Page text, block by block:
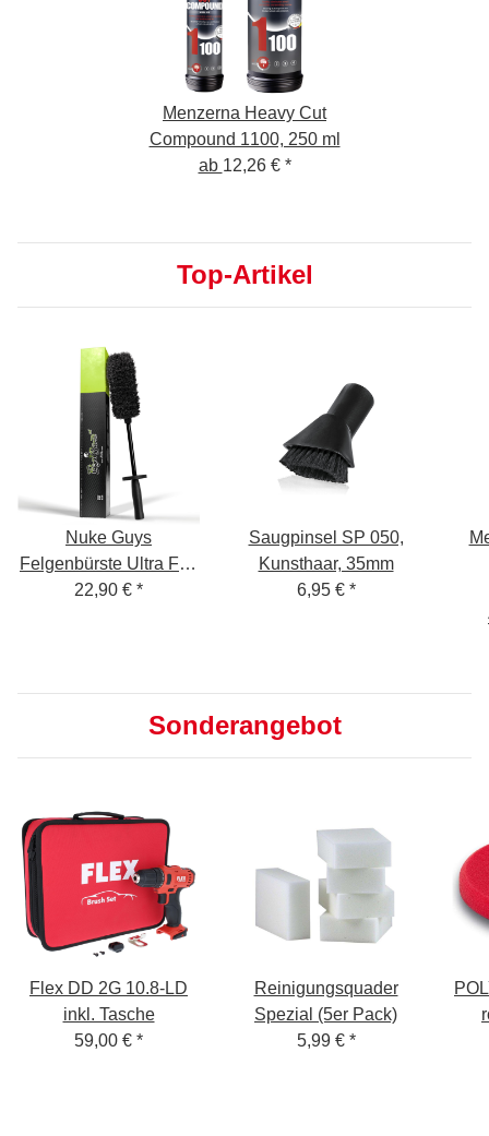
Menzerna Heavy Cut
Compound 1100, 250 ml
ab 12,26 € *
Top-Artikel
Nuke Guys
Felgenbürste Ultra Flat
XXL mit wechselbarem
22,90 € *
Saugpinsel SP 050,
Kunsthaar, 35mm
6,95 € *
Sonderangebot
Flex DD 2G 10.8-LD
inkl. Tasche
59,00 € *
Reinigungsquader
Spezial (5er Pack)
5,99 € *